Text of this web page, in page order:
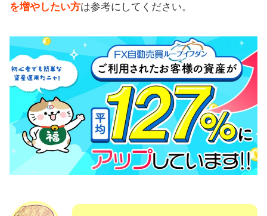
を増やしたい方は参考にしてください。